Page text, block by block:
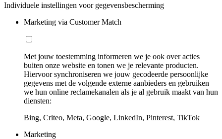
Individuele instellingen voor gegevensbescherming
Marketing via Customer Match
Met jouw toestemming informeren we je ook over acties
buiten onze website en tonen we je relevante producten.
Hiervoor synchroniseren we jouw gecodeerde persoonlijke
gegevens met de volgende externe aanbieders en gebruiken
we hun online reclamekanalen als je al gebruik maakt van hun
diensten:
Bing, Criteo, Meta, Google, LinkedIn, Pinterest, TikTok
Marketing